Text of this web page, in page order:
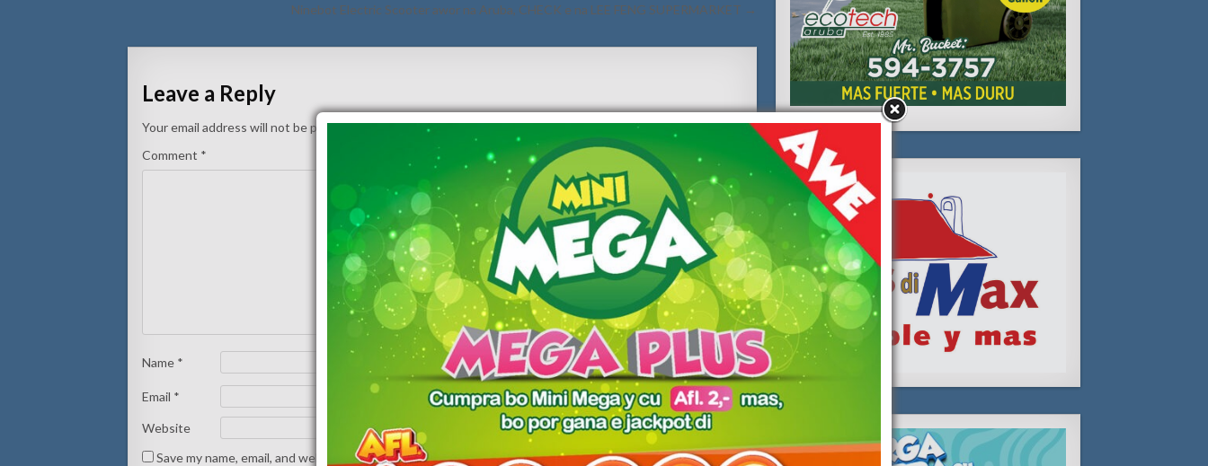
Ninebot Electric Scooter awor na Aruba, CHECK e na LEE FENG SUPERMARKET →
Leave a Reply
Your email address will not be published.Required fields are marked*
Comment *
Name *
Email *
Website
Save my name, email, and website in this browser for the next time I comment.